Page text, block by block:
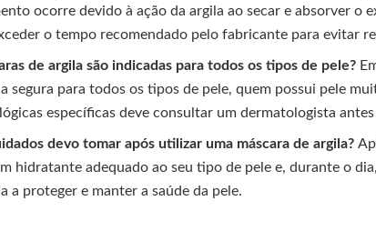
ocorre devido à ação da argila ao secar e absorver o
o tempo recomendado pelo fabricante para evitar
de argila são indicadas para todos os tipos de pele?
segura para todos os tipos de pele, quem possui pele
específicas deve consultar um dermatologista antes
devo tomar após utilizar uma máscara de argila?
hidratante adequado ao seu tipo de pele e, durante o
a proteger e manter a saúde da pele.